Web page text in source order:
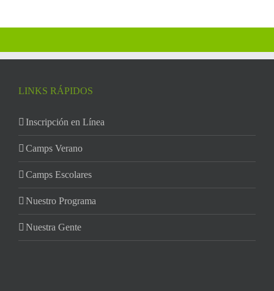
LINKS RÁPIDOS
Inscripción en Línea
Camps Verano
Camps Escolares
Nuestro Programa
Nuestra Gente